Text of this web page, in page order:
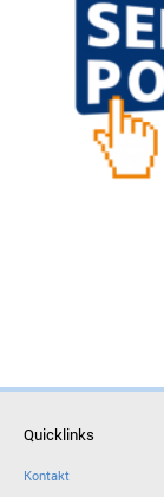
Quicklinks
Kontakt